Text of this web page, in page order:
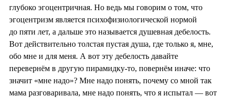
глубоко эгоцентричная. Но ведь мы говорим о том, что
эгоцентризм является психофизиологической нормой
до пяти лет, а дальше это называется душевная дебелость.
Вот действительно толстая пустая душа, где только я, мне,
обо мне и для меня. А вот эту дебелость давайте
перевернём в другую пирамидку-то, повернём иначе: что
значит «мне надо»? Мне надо понять, почему со мной так
мама разговаривала, мне надо понять, что я испытал — вот